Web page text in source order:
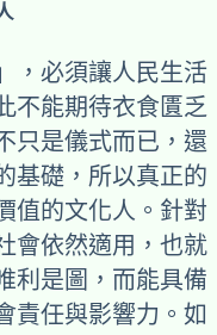
，必須讓人民生活
不能期待衣食匱乏
只是儀式而已，還
基礎，所以真正的
值的文化人。針對
會依然適用，也就
利是圖，而能具備
責任與影響力。如